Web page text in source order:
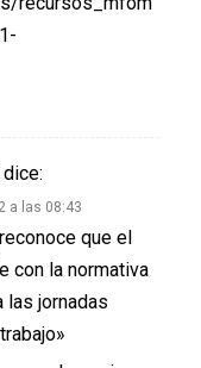
dice:
a las 08:43
que el
con la normativa
las jornadas